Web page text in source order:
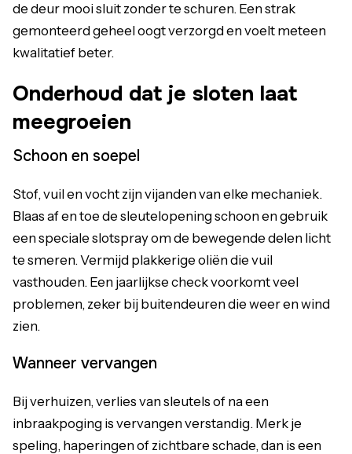
de deur mooi sluit zonder te schuren. Een strak
gemonteerd geheel oogt verzorgd en voelt meteen
kwalitatief beter.
Onderhoud dat je sloten laat
meegroeien
Schoon en soepel
Stof, vuil en vocht zijn vijanden van elke mechaniek.
Blaas af en toe de sleutelopening schoon en gebruik
een speciale slotspray om de bewegende delen licht
te smeren. Vermijd plakkerige oliën die vuil
vasthouden. Een jaarlijkse check voorkomt veel
problemen, zeker bij buitendeuren die weer en wind
zien.
Wanneer vervangen
Bij verhuizen, verlies van sleutels of na een
inbraakpoging is vervangen verstandig. Merk je
speling, haperingen of zichtbare schade, dan is een